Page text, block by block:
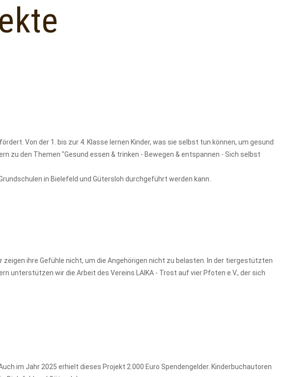
Von der 1. bis zur 4. Klasse lernen Kinder, was sie selbst tun können, um gesund
zu den Themen "Gesund essen & trinken - Bewegen & entspannen - Sich selbst
in Bielefeld und Gütersloh durchgeführt werden kann.
ihre Gefühle nicht, um die Angehörigen nicht zu belasten. In der tiergestützten
unterstützen wir die Arbeit des Vereins LAIKA - Trost auf vier Pfoten e.V., der sich
im Jahr 2025 erhielt dieses Projekt 2.000 Euro Spendengelder. Kinderbuchautoren